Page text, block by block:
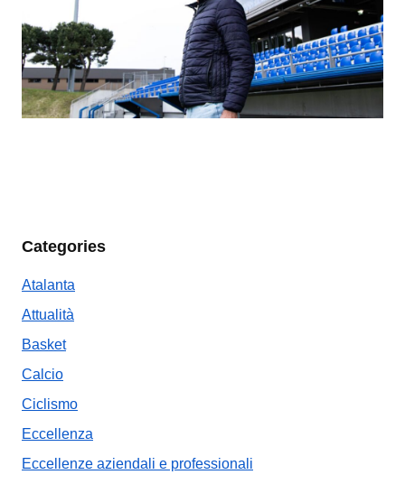
Categories
Atalanta
Attualità
Basket
Calcio
Ciclismo
Eccellenza
Eccellenze aziendali e professionali